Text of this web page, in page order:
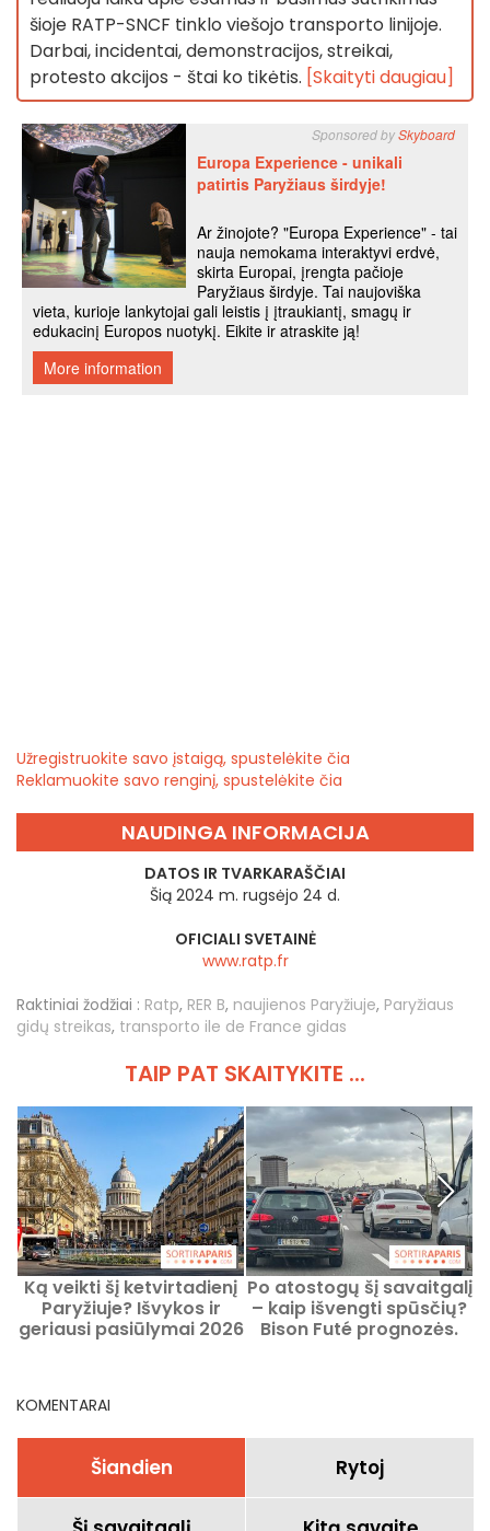
šioje RATP-SNCF tinklo viešojo transporto linijoje.
Darbai, incidentai, demonstracijos, streikai,
protesto akcijos - štai ko tikėtis. [Skaityti daugiau]
Užregistruokite savo įstaigą, spustelėkite čia
Reklamuokite savo renginį, spustelėkite čia
NAUDINGA INFORMACIJA
DATOS IR TVARKARAŠČIAI
Šią 2024 m. rugsėjo 24 d.
OFICIALI SVETAINĖ
www.ratp.fr
Raktiniai žodžiai : Ratp, RER B, naujienos Paryžiuje, Paryžiaus
gidų streikas, transporto ile de France gidas
TAIP PAT SKAITYKITE ...
Ką veikti šį ketvirtadienį
Paryžiuje? Išvykos ir
geriausi pasiūlymai 2026
Po atostogų šį savaitgalį
– kaip išvengti spūsčių?
Bison Futé prognozės.
KOMENTARAI
Šiandien Rytoj